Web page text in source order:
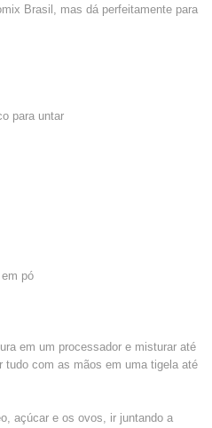
Brasil, mas dá perfeitamente para
para untar
pó
em um processador e misturar até
tudo com as mãos em uma tigela até
açúcar e os ovos, ir juntando a